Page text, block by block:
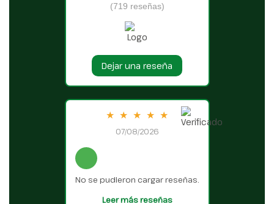
(719 reseñas)
Dejar una reseña
★ ★ ★ ★ ★
07/08/2026
No se pudieron cargar reseñas.
Leer más reseñas